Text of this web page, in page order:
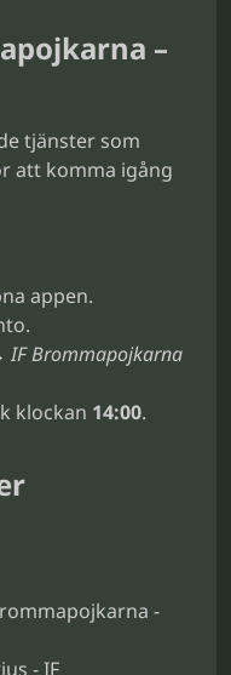
–
tjänster som
att komma igång
appen.
Brommapojkarna
klockan 14:00.
-
- IF